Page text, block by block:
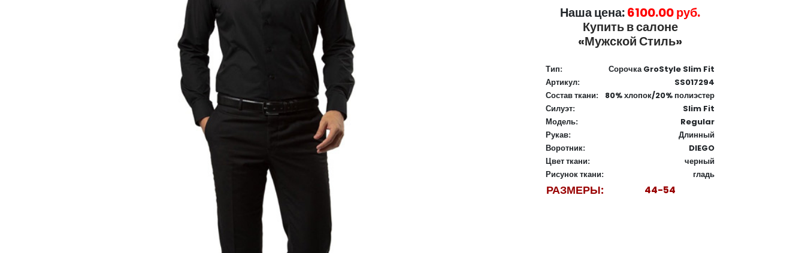
Наша цена:6100.00 руб.
Купить в салоне
«Мужской Стиль»
Тип:
Сорочка GroStyle Slim Fit
Артикул:
SS017294
Состав ткани:
80% хлопок/20% полиэстер
Силуэт:
Slim Fit
Модель:
Regular
Рукав:
Длинный
Воротник:
DIEGO
Цвет ткани:
черный
Рисунок ткани:
гладь
РАЗМЕРЫ: 44-54